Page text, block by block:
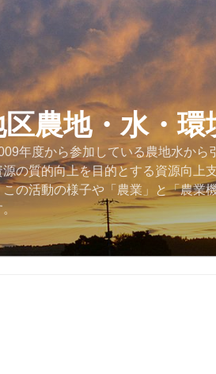
農地・水・
年度から参加している農地水か
の質的向上を目的とする資源向上
の活動の様子や「農業」と「農業